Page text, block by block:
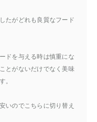
たがどれも良質なフード
ドを与える時は慎重にな
とがないだけでなく美味
。
いのでこちらに切り替え